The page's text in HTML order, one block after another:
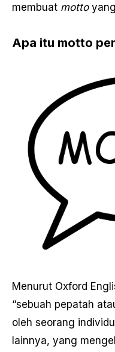
membuat motto
Apa itu motto
Menurut Oxford
“sebuah pepatah
oleh seorang
lainnya, yang